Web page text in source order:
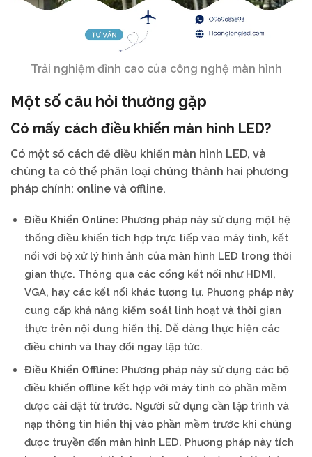
Trải nghiệm đỉnh cao của công nghệ màn hình
Một số câu hỏi thường gặp
Có mấy cách điều khiển màn hình LED?
Có một số cách để điều khiển màn hình LED, và
chúng ta có thể phân loại chúng thành hai phương
pháp chính: online và offline.
Điều Khiển Online: Phương pháp này sử dụng một hệ
thống điều khiển tích hợp trực tiếp vào máy tính, kết
nối với bộ xử lý hình ảnh của màn hình LED trong thời
gian thực. Thông qua các cổng kết nối như HDMI,
VGA, hay các kết nối khác tương tự. Phương pháp này
cung cấp khả năng kiểm soát linh hoạt và thời gian
thực trên nội dung hiển thị. Dễ dàng thực hiện các
điều chỉnh và thay đổi ngay lập tức.
Điều Khiển Offline: Phương pháp này sử dụng các bộ
điều khiển offline kết hợp với máy tính có phần mềm
được cài đặt từ trước. Người sử dụng cần lập trình và
nạp thông tin hiển thị vào phần mềm trước khi chúng
được truyền đến màn hình LED. Phương pháp này tích